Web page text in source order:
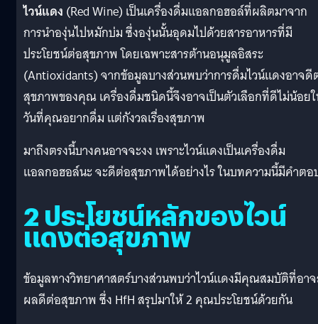
ไวน์แดง (Red Wine) เป็นเครื่องดื่มแอลกอฮอล์ที่ผลิตมาจาก
การนำองุ่นไปหมักบ่ม ซึ่งองุ่นนั้นอุดมไปด้วยสารอาหารที่มี
ประโยชน์ต่อสุขภาพ โดยเฉพาะสารต้านอนุมูลอิสระ
(Antioxidants) จากข้อมูลบางส่วนพบว่าการดื่มไวน์แดงอาจ
สุขภาพของคุณ เครื่องดื่มชนิดนี้จึงอาจเป็นตัวเลือกที่ดีไม่น้อย
วันที่คุณอยากดื่ม แต่กังวลเรื่องสุขภาพ
มาถึงตรงนี้บางคนอาจจะงง เพราะไวน์แดงเป็นเครื่องดื่ม
แอลกอฮอล์นะ จะดีต่อสุขภาพได้อย่างไร ในบทความนี้มีคำตอ
2 ประโยชน์หลักของไวน์
แดงต่อสุขภาพ
ข้อมูลทางวิทยาศาสตร์บางส่วนพบว่าไวน์แดงมีคุณสมบัติที่อา
ผลดีต่อสุขภาพ ซึ่ง HfH สรุปมาให้ 2 คุณประโยชน์ด้วยกัน